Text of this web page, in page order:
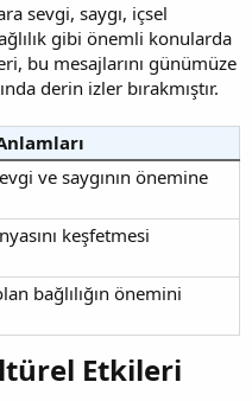
sevgi, saygı, içsel
gibi önemli konularda
bu mesajlarını günümüze
derin izler bırakmıştır.
ve saygının önemine
keşfetmesi
bağlılığın önemini
Etkileri​